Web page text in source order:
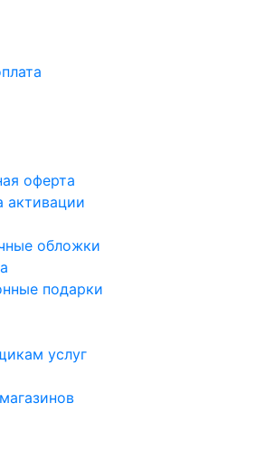
оферта
активации
обложки
подарки
услуг